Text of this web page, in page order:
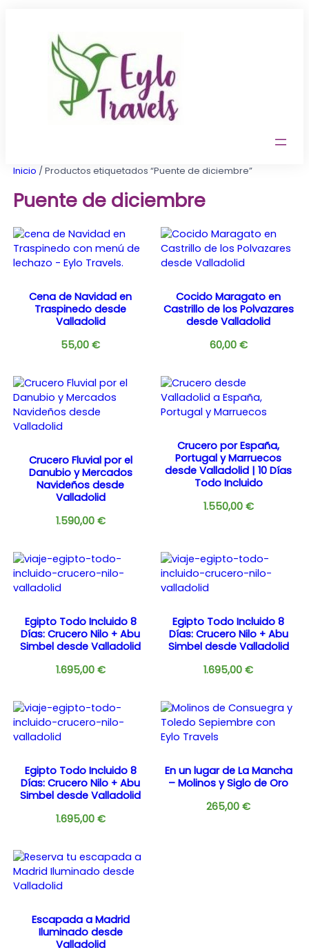
Inicio / Productos etiquetados “Puente de diciembre”
Puente de diciembre
Cena de Navidad en
Traspinedo desde
Valladolid
55,00€
Cocido Maragato en
Castrillo de los Polvazares
desde Valladolid
60,00 €
Crucero Fluvial por el
Danubio y Mercados
Navideños desde
Valladolid
1.590,00 €
Crucero por España,
Portugal y Marruecos
desde Valladolid | 10 Días
Todo Incluido
1.550,00 €
Egipto Todo Incluido 8
Días: Crucero Nilo + Abu
Simbel desde Valladolid
1.695,00 €
Egipto Todo Incluido 8
Días: Crucero Nilo + Abu
Simbel desde Valladolid
1.695,00€
Egipto Todo Incluido 8
Días: Crucero Nilo + Abu
Simbel desde Valladolid
1.695,00 €
En un lugar de La Mancha
– Molinos y Siglo de Oro
265,00€
Escapada a Madrid
Iluminado desde
Valladolid